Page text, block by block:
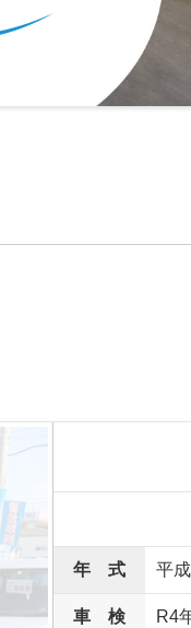
年 式 平
車 検 R4